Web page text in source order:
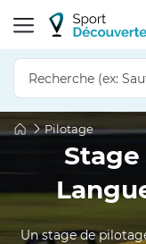
Pilotage
Un stage de